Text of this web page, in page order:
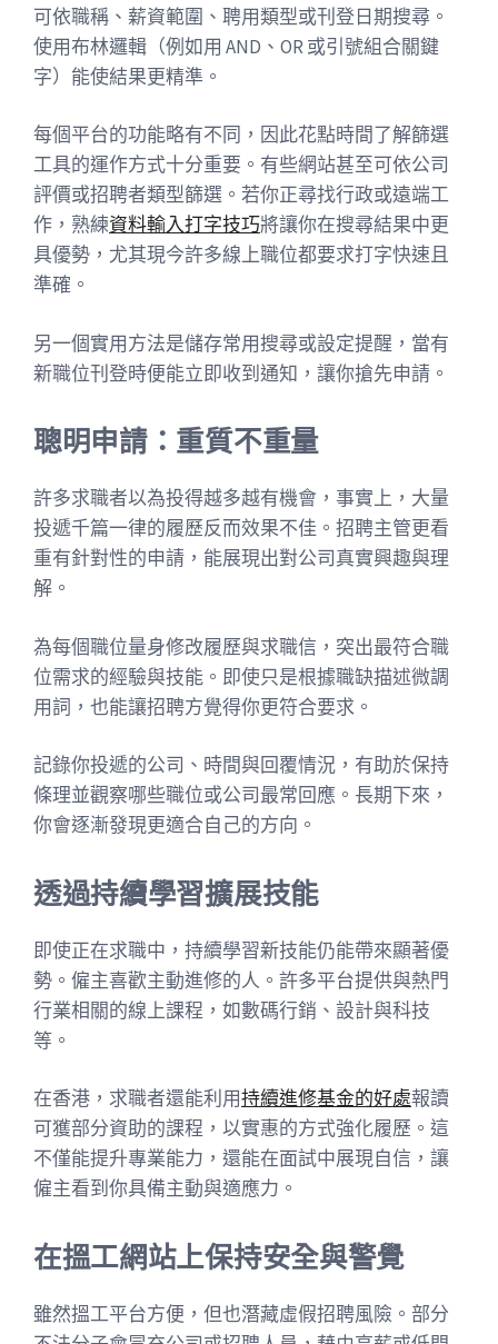
可依職稱、薪資範圍、聘用類型或刊登日期搜尋。
使用布林邏輯（例如用 AND、OR 或引號組合關鍵
字）能使結果更精準。
每個平台的功能略有不同，因此花點時間了解篩選
工具的運作方式十分重要。有些網站甚至可依公司
評價或招聘者類型篩選。若你正尋找行政或遠端工
作，熟練資料輸入打字技巧將讓你在搜尋結果中更
具優勢，尤其現今許多線上職位都要求打字快速且
準確。
另一個實用方法是儲存常用搜尋或設定提醒，當有
新職位刊登時便能立即收到通知，讓你搶先申請。
聰明申請：重質不重量
許多求職者以為投得越多越有機會，事實上，大量
投遞千篇一律的履歷反而效果不佳。招聘主管更看
重有針對性的申請，能展現出對公司真實興趣與理
解。
為每個職位量身修改履歷與求職信，突出最符合職
位需求的經驗與技能。即使只是根據職缺描述微調
用詞，也能讓招聘方覺得你更符合要求。
記錄你投遞的公司、時間與回覆情況，有助於保持
條理並觀察哪些職位或公司最常回應。長期下來，
你會逐漸發現更適合自己的方向。
透過持續學習擴展技能
即使正在求職中，持續學習新技能仍能帶來顯著優
勢。僱主喜歡主動進修的人。許多平台提供與熱門
行業相關的線上課程，如數碼行銷、設計與科技
等。
在香港，求職者還能利用持續進修基金的好處報讀
可獲部分資助的課程，以實惠的方式強化履歷。這
不僅能提升專業能力，還能在面試中展現自信，讓
僱主看到你具備主動與適應力。
在搵工網站上保持安全與警覺
雖然搵工平台方便，但也潛藏虛假招聘風險。部分